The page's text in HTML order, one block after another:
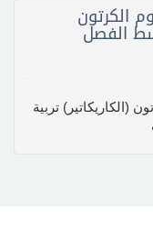
الكرتون
الفصل
تربية